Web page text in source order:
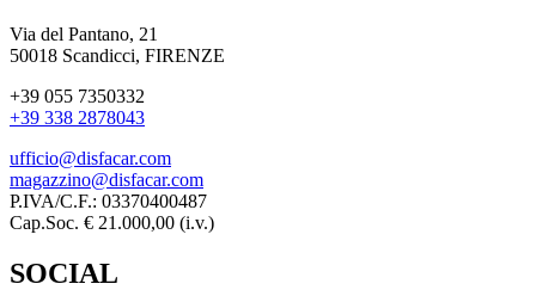
Via del Pantano, 21
50018 Scandicci, FIRENZE
+39 055 7350332
+39 338 2878043
ufficio@disfacar.com
magazzino@disfacar.com
P.IVA/C.F.: 03370400487
Cap.Soc. € 21.000,00 (i.v.)
SOCIAL